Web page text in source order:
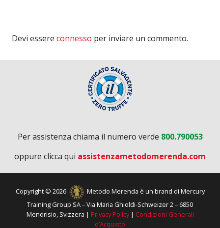
Devi essere connesso per inviare un commento.
Per assistenza chiama il numero verde 800.790053
oppure clicca qui assistenzametodomerenda.com
Copyright © 2026
Metodo Merenda è un brand di Mercury
Training Group SA – Via Maria Ghioldi-Schweizer 2 – 6850
Mendrisio, Svizzera | Privacy Policy| Condizioni Generali
d’Acquisto